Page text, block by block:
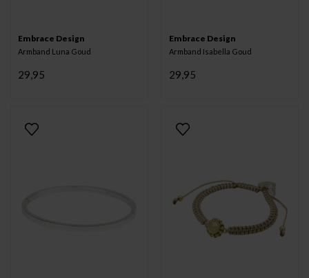
Embrace Design
Armband Luna Goud
29,95
Embrace Design
Armband Isabella Goud
29,95